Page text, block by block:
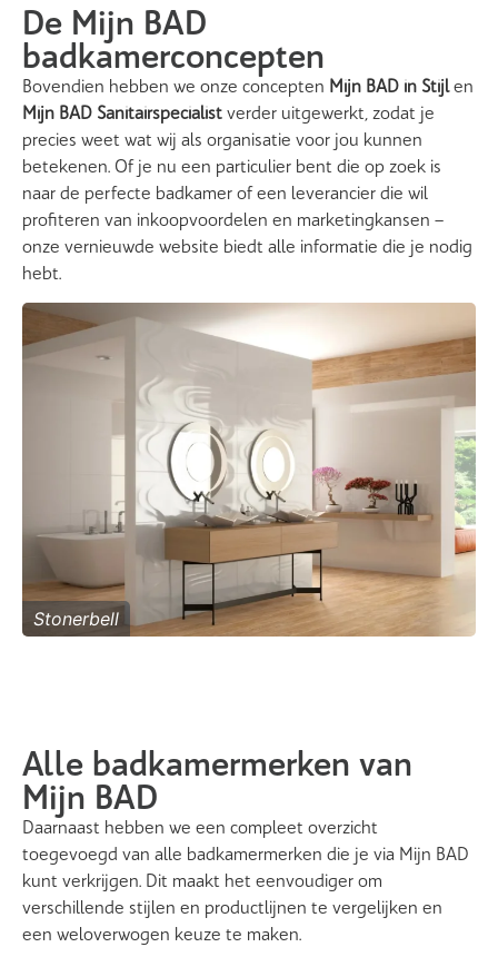
De Mijn BAD
badkamerconcepten
Bovendien hebben we onze concepten Mijn BAD in Stijlen
Mijn BAD Sanitairspecialist verder uitgewerkt, zodat je
precies weet wat wij als organisatie voor jou kunnen
betekenen. Of je nu een particulier bent die op zoek is
naar de perfecte badkamer of een leverancier die wil
profiteren van inkoopvoordelen en marketingkansen –
onze vernieuwde website biedt alle informatie die je nodig
hebt.
Stonerbell
Alle badkamermerken van
Mijn BAD
Daarnaast hebben we een compleet overzicht
toegevoegd van alle badkamermerken die je via Mijn BAD
kunt verkrijgen. Dit maakt het eenvoudiger om
verschillende stijlen en productlijnen te vergelijken en
een weloverwogen keuze te maken.